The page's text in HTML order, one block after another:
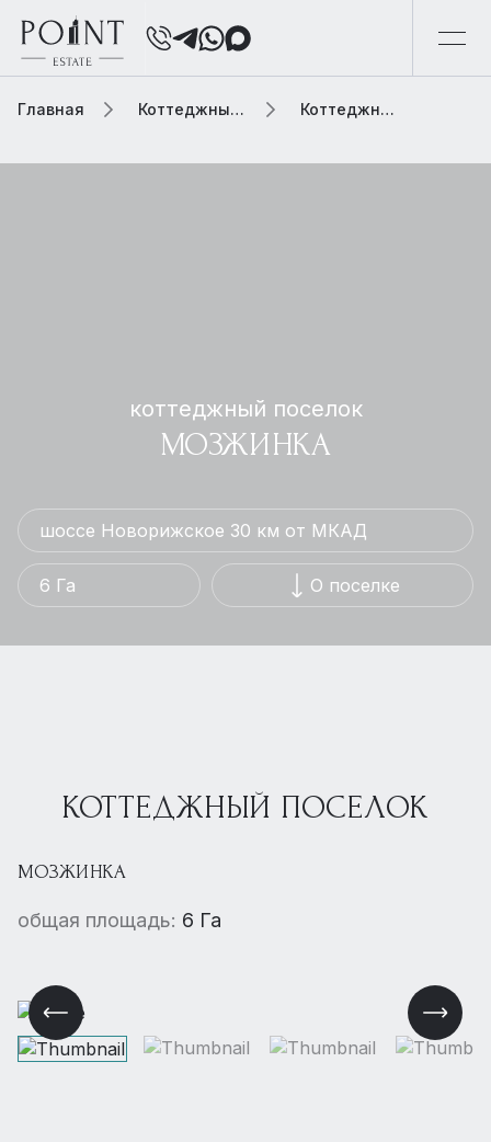
Главная Коттеджный поселок Коттеджный поселок мозжинка
коттеджный поселок
МОЗЖИНКА
шоссе Новорижское 30 км от МКАД
6 Га О поселке
КОТТЕДЖНЫЙ ПОСЕЛОК
МОЗЖИНКА
общая площадь: 6 Га